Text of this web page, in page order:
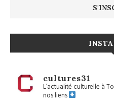
cultures31
L’actualité culturelle à
nos liens